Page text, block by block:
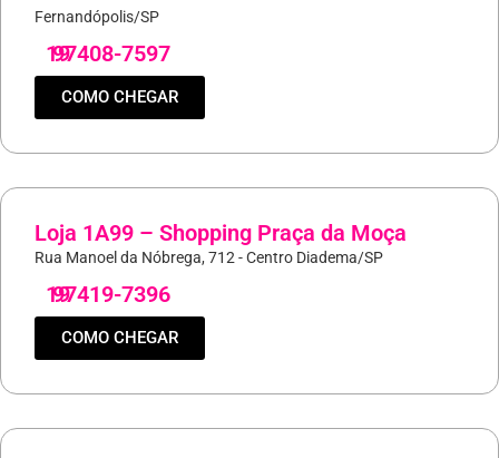
Fernandópolis/SP
19
97408-7597
COMO CHEGAR
Loja 1A99 – Shopping Praça da Moça
Rua Manoel da Nóbrega, 712 - Centro Diadema/SP
19
97419-7396
COMO CHEGAR